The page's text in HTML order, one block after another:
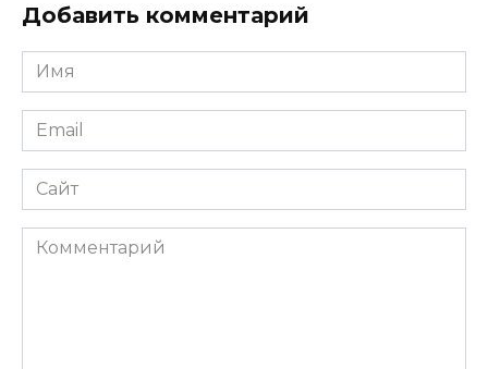
Добавить комментарий
Имя
*
Email
*
Сайт
Комментарий